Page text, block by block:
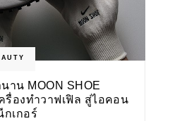
าน MOON SHOE
รื่องทำวาฟเฟิล สู่ไอคอน
กเกอร์